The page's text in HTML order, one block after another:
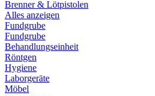
Brenner & Lötpistolen
Alles anzeigen
Fundgrube
Fundgrube
Behandlungseinheit
Röntgen
Hygiene
Laborgeräte
Möbel